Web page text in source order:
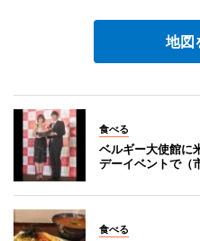
地図
食べる
ベルギー大使館に
デーイベントで（
食べる